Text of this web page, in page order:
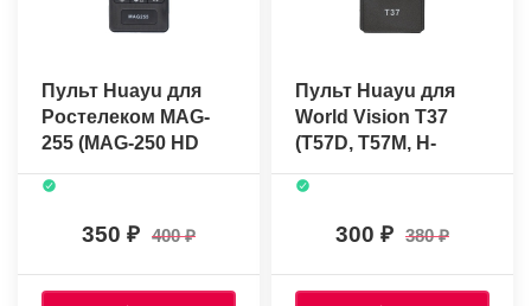
Пульт Huayu для
Ростелеком MAG-
255 (MAG-250 HD
IPTV)
350 400
Пульт Huayu для
World Vision T37
(T57D, T57M, H-
DVB03T2)
300 380